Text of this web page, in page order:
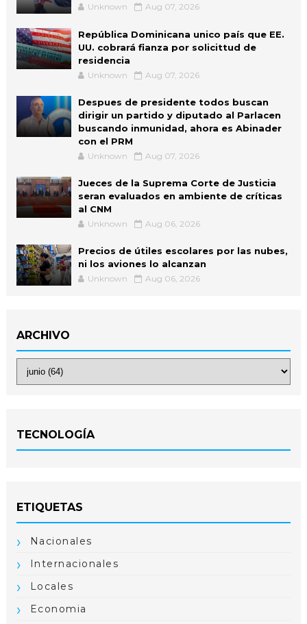
Unknown Aug 07, 2026
República Dominicana unico país que EE.
UU. cobrará fianza por solicittud de
residencia
Unknown Aug 07, 2026
Despues de presidente todos buscan
dirigir un partido y diputado al Parlacen
buscando inmunidad, ahora es Abinader
con el PRM
Unknown Aug 07, 2026
Jueces de la Suprema Corte de Justicia
seran evaluados en ambiente de críticas
al CNM
Unknown Aug 06, 2026
Precios de útiles escolares por las nubes,
ni los aviones lo alcanzan
Unknown Aug 06, 2026
ARCHIVO
TECNOLOGÍA
ETIQUETAS
Nacionales
Internacionales
Locales
Economia